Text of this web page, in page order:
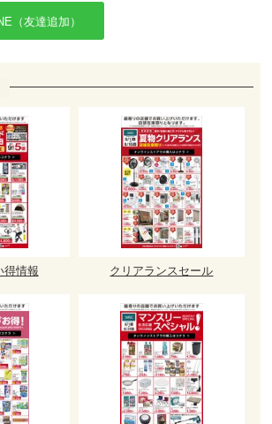
（友達追加）
得情報 クリアランスセール